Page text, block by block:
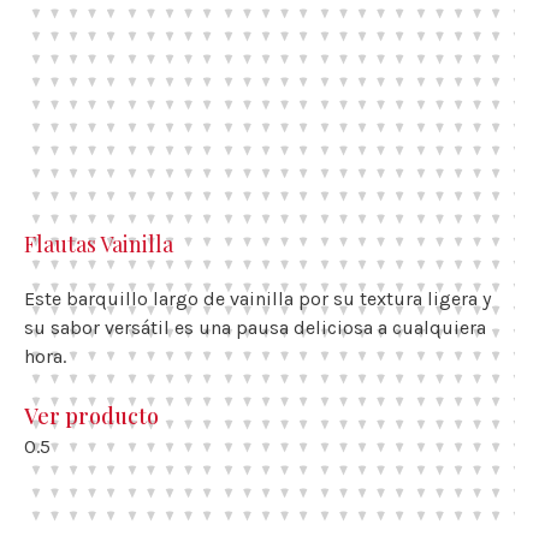
Flautas Vainilla
Este barquillo largo de vainilla por su textura ligera y
su sabor versátil es una pausa deliciosa a cualquiera
hora.
Ver producto